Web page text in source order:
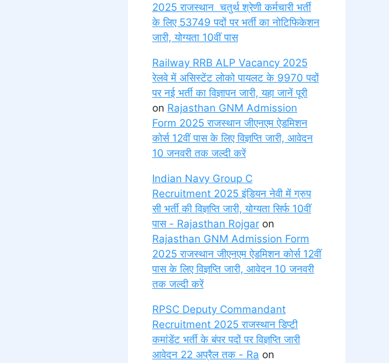
2025 राजस्थान चतुर्थ श्रेणी कर्मचारी भर्ती
के लिए 53749 पदों पर भर्ती का नोटिफिकेशन
जारी, योग्यता 10वीं पास
Railway RRB ALP Vacancy 2025
रेलवे में असिस्टेंट लोको पायलट के 9970 पदों
पर नई भर्ती का विज्ञापन जारी, यहा जानें पूरी
on Rajasthan GNM Admission
Form 2025 राजस्थान जीएनएम ऐडमिशन
कोर्स 12वीं पास के लिए विज्ञप्ति जारी, आवेदन
10 जनवरी तक जल्दी करें
Indian Navy Group C
Recruitment 2025 इंडियन नेवी में ग्रुप
सी भर्ती की विज्ञप्ति जारी, योग्यता सिर्फ 10वीं
पास - Rajasthan Rojgar on
Rajasthan GNM Admission Form
2025 राजस्थान जीएनएम ऐडमिशन कोर्स 12वीं
पास के लिए विज्ञप्ति जारी, आवेदन 10 जनवरी
तक जल्दी करें
RPSC Deputy Commandant
Recruitment 2025 राजस्थान डिप्टी
कमांडेंट भर्ती के बंपर पदों पर विज्ञप्ति जारी
आवेदन 22 अप्रैल तक - Ra on